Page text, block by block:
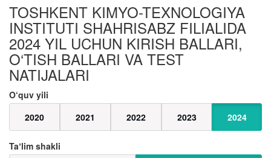
TOSHKENT KIMYO-TEXNOLOGIYA
INSTITUTI SHAHRISABZ FILIALIDA
2024 YIL UCHUN KIRISH BALLARI,
O‘TISH BALLARI VA TEST
NATIJALARI
O‘quv yili
2020
2021 2022 2023 2024
Taʼlim shakli